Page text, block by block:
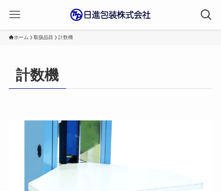
ホーム 取扱品目 計数機
計数機